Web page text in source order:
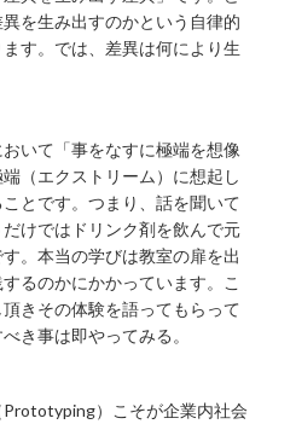
を生み出すのかという自律的
す。では、差異は何により生
いて「事をなすに極端を想像
（エクストリーム）に想起し
とです。つまり、話を聞いて
だけではドリンク剤を飲んで元
。本当の学びは教室の扉を出
るのかにかかっています。こ
きその体験を語ってもらって
き事は即やってみる。
）こそが企業内社会